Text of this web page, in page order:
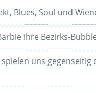
Blues, Soul und
ihre Bezirks-
spielen uns gegenseitig